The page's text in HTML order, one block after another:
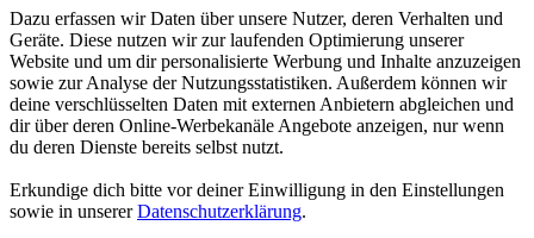
Dazu erfassen wir Daten über unsere Nutzer, deren Verhalten und
Geräte. Diese nutzen wir zur laufenden Optimierung unserer
Website und um dir personalisierte Werbung und Inhalte anzuzeigen
sowie zur Analyse der Nutzungsstatistiken. Außerdem können wir
deine verschlüsselten Daten mit externen Anbietern abgleichen und
dir über deren Online-Werbekanäle Angebote anzeigen, nur wenn
du deren Dienste bereits selbst nutzt.
Erkundige dich bitte vor deiner Einwilligung in den Einstellungen
sowie in unsererDatenschutzerklärung.